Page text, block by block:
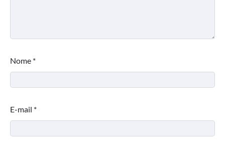
Nome *
E-mail *